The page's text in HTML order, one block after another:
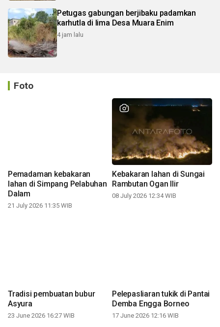
Petugas gabungan berjibaku padamkan
karhutla di lima Desa Muara Enim
4 jam lalu
Foto
Pemadaman kebakaran
lahan di Simpang Pelabuhan
Dalam
21 July 2026 11:35 WIB
Kebakaran lahan di Sungai
Rambutan Ogan Ilir
08 July 2026 12:34 WIB
Tradisi pembuatan bubur
Asyura
23 June 2026 16:27 WIB
Pelepasliaran tukik di Pantai
Demba Engga Borneo
17 June 2026 12:16 WIB